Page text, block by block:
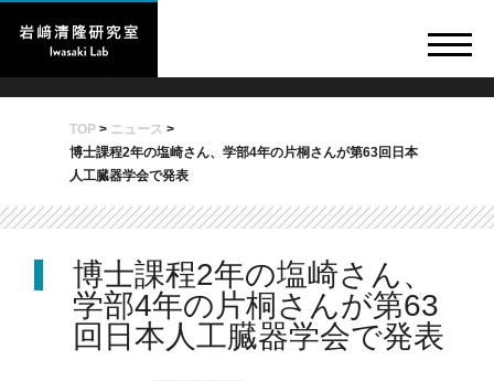
TOP> ニュース >
博士課程2年の塩崎さん、学部4年の片桐さんが第63回日本
人工臓器学会で発表
博士課程2年の塩崎さん、
学部4年の片桐さんが第63
回日本人工臓器学会で発表